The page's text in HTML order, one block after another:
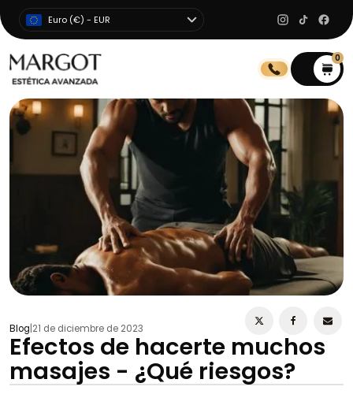
Euro (€) - EUR
0
Blog 21 de diciembre de 2023
Efectos de hacerte muchos
masajes - ¿Qué riesgos?